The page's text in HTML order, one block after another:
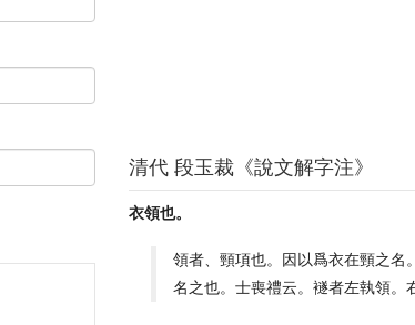
清代 段玉裁《說文解字注》
衣領也。
領者、頸項也。因以爲衣在頸之名
名之也。士喪禮云。襚者左執領。